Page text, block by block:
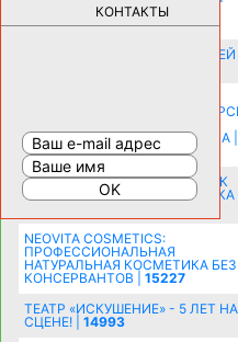
КОНТАКТЫ
ПЛАТФОРМА ШУМАННА 3Д И
КАПСУЛА ЗДОРОВЬЯ |28279
ИСТОРИЯ НАКЛАДНЫХ НОГТЕЙ |
КОМНАТУ: ХИТРЫЕ
РАСШИРЕНИЯ ПРОСТРАНСТВА |
16191
СОБИРАЕМСЯ НА ПРАЗДНИК К
МОЛОДОЖЕНАМ: ПОДГОТОВКА
NEOVITA COSMETICS:
ПРОФЕССИОНАЛЬНАЯ
НАТУРАЛЬНАЯ КОСМЕТИКА БЕЗ
КОНСЕРВАНТОВ | 15227
ТЕАТР «ИСКУШЕНИЕ» - 5 ЛЕТ НА
СЦЕНЕ! | 14993